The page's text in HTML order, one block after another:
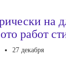
на
работ
27 декабря